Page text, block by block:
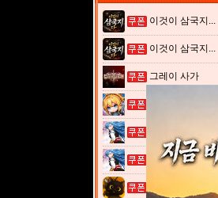
이것이 삼국지...
이것이 삼국지...
그레이 사가
열혈강호: 넥...